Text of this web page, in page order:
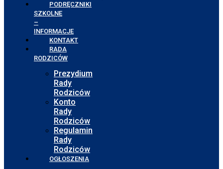
PODRĘCZNIKI
SZKOLNE
–
INFORMACJE
KONTAKT
RADA
RODZICÓW
Prezydium
Rady
Rodziców
Konto
Rady
Rodziców
Regulamin
Rady
Rodziców
OGŁOSZENIA